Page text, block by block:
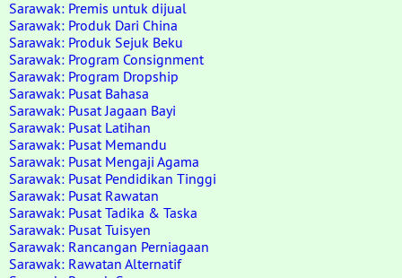
Sarawak: Premis untuk dijual
Sarawak: Produk Dari China
Sarawak: Produk Sejuk Beku
Sarawak: Program Consignment
Sarawak: Program Dropship
Sarawak: Pusat Bahasa
Sarawak: Pusat Jagaan Bayi
Sarawak: Pusat Latihan
Sarawak: Pusat Memandu
Sarawak: Pusat Mengaji Agama
Sarawak: Pusat Pendidikan Tinggi
Sarawak: Pusat Rawatan
Sarawak: Pusat Tadika & Taska
Sarawak: Pusat Tuisyen
Sarawak: Rancangan Perniagaan
Sarawak: Rawatan Alternatif